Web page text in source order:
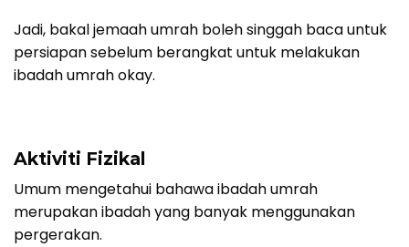
Jadi, bakal jemaah umrah boleh singgah baca untuk
persiapan sebelum berangkat untuk melakukan
ibadah umrah okay.
Aktiviti Fizikal
Umum mengetahui bahawa ibadah umrah
merupakan ibadah yang banyak menggunakan
pergerakan.